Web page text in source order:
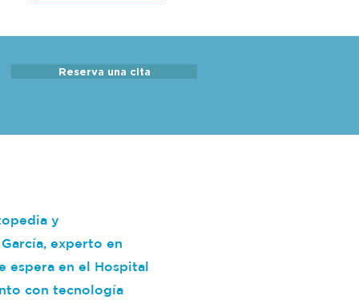
Reserva una cita
y
experto en
espera en el Hospital
con tecnología